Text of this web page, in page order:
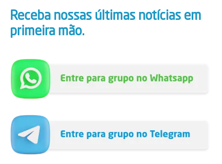
Receba nossas últimas notícias em
primeira mão.